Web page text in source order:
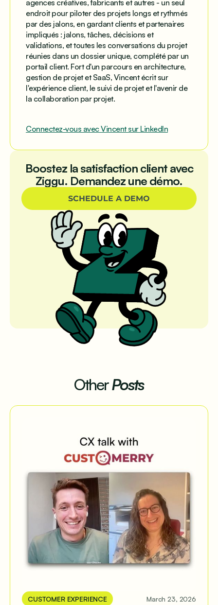
agences créatives, fabricants et autres - un seul
endroit pour piloter des projets longs et rythmés
par des jalons, en gardant clients et partenaires
impliqués : jalons, tâches, décisions et
validations, et toutes les conversations du projet
réunies dans un dossier unique, complété par un
portail client. Fort d'un parcours en architecture,
gestion de projet et SaaS, Vincent écrit sur
l'expérience client, le suivi de projet et l'avenir de
la collaboration par projet.
Connectez-vous avec Vincent sur LinkedIn
Boostez la satisfaction client avec
Ziggu. Demandez une démo.
SCHEDULE A DEMO
OtherPosts
CUSTOMER EXPERIENCE March 23, 2026